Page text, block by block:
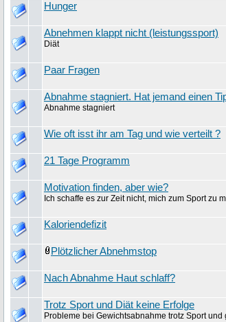
Hunger
Abnehmen klappt nicht (leistungssport)
Diät
Paar Fragen
Abnahme stagniert. Hat jemand einen
Abnahme stagniert
Wie oft isst ihr am Tag und wie verteilt ?
21 Tage Programm
Motivation finden, aber wie?
Ich schaffe es zur Zeit nicht, mich zum Sport zu
Kaloriendefizit
Plötzlicher Abnehmstop
Nach Abnahme Haut schlaff?
Trotz Sport und Diät keine Erfolge
Probleme bei Gewichtsabnahme trotz Sport